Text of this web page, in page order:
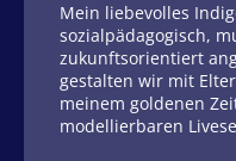
Mein liebevolles
sozialpädagogisch,
zukunftsorientiert
gestalten wir mit
meinem goldenen
modellierbaren